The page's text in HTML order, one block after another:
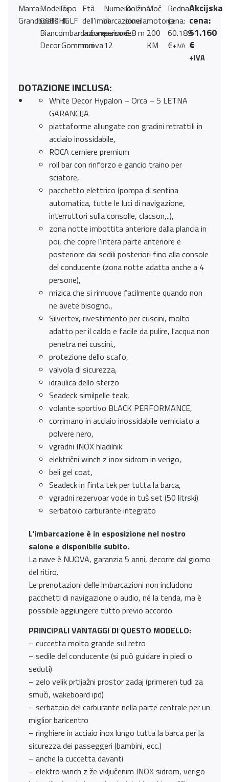
Marca:
Grandboats
Modello:
G680HGLF
Bianco
Decor
Tipo
di
imbarcazione:
Gommoni
Età
dell'imbarcazione:
Imbarcazione
nuova
Numero
di
persone:
12
Dolžina
plovila:
6.8 m
Moč
motorja:
200
KM
Redna
cena:
60.189
€+IVA
Akcijska
cena:
51.160
€
+IVA
DOTAZIONE INCLUSA:
White Decor Hypalon – Orca – 5 LETNA
GARANCIJA
piattaforme allungate con gradini retrattili in
acciaio inossidabile,
ROCA cerniere premium
roll bar con rinforzo e gancio traino per
sciatore,
pacchetto elettrico (pompa di sentina
automatica, tutte le luci di navigazione,
interruttori sulla consolle, clacson,..),
zona notte imbottita anteriore dalla plancia in
poi, che copre l'intera parte anteriore e
posteriore dai sedili posteriori fino alla console
del conducente (zona notte adatta anche a 4
persone),
mizica che si rimuove facilmente quando non
ne avete bisogno.,
Silvertex, rivestimento per cuscini, molto
adatto per il caldo e facile da pulire, l'acqua non
penetra nei cuscini.,
protezione dello scafo,
valvola di sicurezza,
idraulica dello sterzo
Seadeck similpelle teak,
volante sportivo BLACK PERFORMANCE,
corrimano in acciaio inossidabile verniciato a
polvere nero,
vgradni INOX hladilnik
električni winch z inox sidrom in verigo,
beli gel coat,
Seadeck in finta tek per tutta la barca,
vgradni rezervoar vode in tuš set (50 litrski)
serbatoio carburante integrato
L'imbarcazione è in esposizione nel nostro
salone e disponibile subito.
La nave è NUOVA, garanzia 5 anni, decorre dal giorno
del ritiro.
Le prenotazioni delle imbarcazioni non includono
pacchetti di navigazione o audio, né la tenda, ma è
possibile aggiungere tutto previo accordo.
PRINCIPALI VANTAGGI DI QUESTO MODELLO:
– cuccetta molto grande sul retro
– sedile del conducente (si può guidare in piedi o
seduti)
– zelo velik prtljažni prostor zadaj (primeren tudi za
smuči, wakeboard ipd)
– serbatoio del carburante nella parte centrale per un
miglior baricentro
– ringhiere in acciaio inox lungo tutta la barca per la
sicurezza dei passeggeri (bambini, ecc.)
– anche la cuccetta davanti
– elektro winch z že vključenim INOX sidrom, verigo